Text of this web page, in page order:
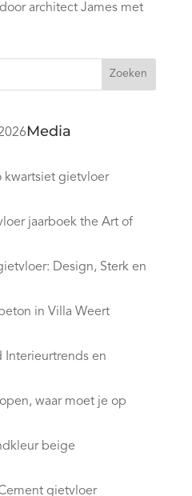
architect James met
Zoeken
kwartsiet gietvloer
jaarboek the Art of
Design, Sterk en
in Villa Weert
Interieurtrends en
waar moet je op
beige
gietvloer
Media